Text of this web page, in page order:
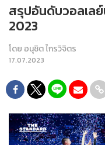
สรุปอันดับวอลเล
2023
โดย อนุชิต ไกรวิจิตร
17.07.2023